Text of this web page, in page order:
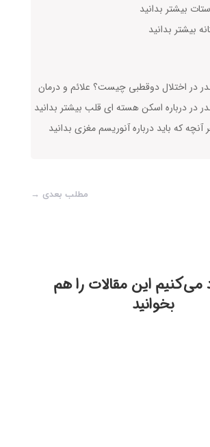
بیشتر بدانید
بیشتر بدانید
در اختلال دوقطبی چیست؟ علائم و درمان
در درباره اسکن هسته ای قلب بیشتر بدانید
آنچه که باید درباره آنوریسم مغزی بدانید
مطلب بعدی →
پیشنهاد می‌‎کنیم این مقالات را هم
بخوانید